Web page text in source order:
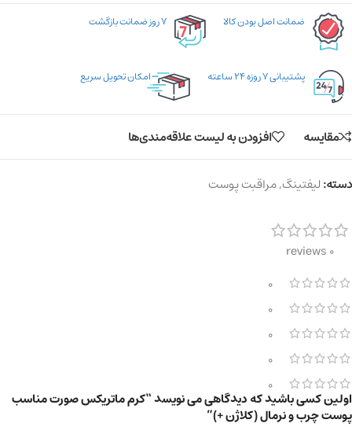
ضمانت اصل بودن کالا ۷ روز ضمانت بازگشت
پشتیبانی ۷ روزه ۲۴ ساعته امکان تحویل سریع
مقایسه افزودن به لیست علاقه‌مندی‌ها
دسته:لیفتینگ,مراقبت پوست
0 reviews
0
0
0
0
0
اولین کسی باشید که دیدگاهی می نویسد “کرم ماتریکس صورت مناسب
پوست چرب و نرمال (کلاژن +)”